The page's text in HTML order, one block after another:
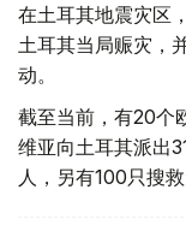
在土耳其地震灾区
土耳其当局赈灾，
动。
截至当前，有20个
维亚向土耳其派出
人，另有100只搜救